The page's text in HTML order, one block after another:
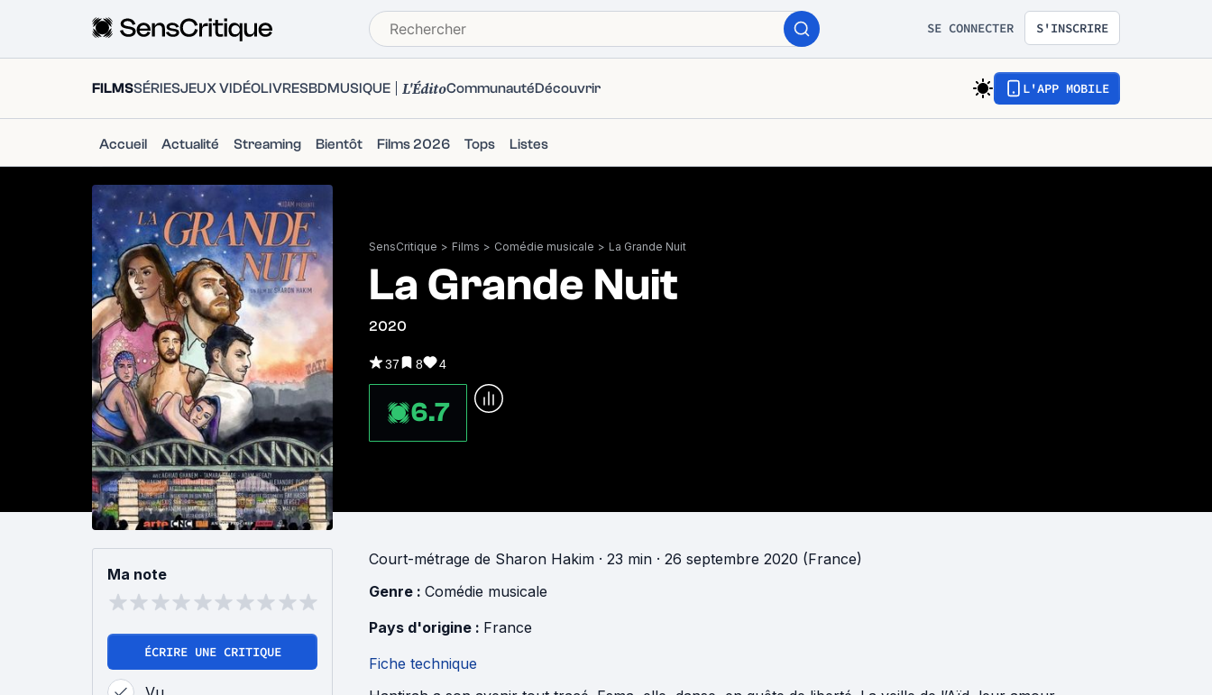
SE CONNECTER S'INSCRIRE
FILMSSÉRIESJEUX VIDÉOLIVRESBDMUSIQUE L'ÉditoCommunautéDécouvrir L'APP MOBILE
Accueil Actualité Streaming Bientôt Films 2026 Tops Listes
SensCritique > Films > Comédie musicale > La Grande Nuit
La Grande Nuit
2020
37 8 4
6.7
Ma note
ÉCRIRE UNE CRITIQUE
Court-métrage de Sharon Hakim · 23 min · 26 septembre 2020 (France)
Genre : Comédie musicale
Pays d'origine : France
Fiche technique